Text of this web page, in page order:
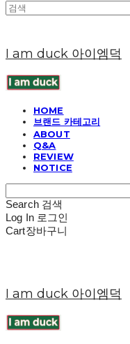
I am duck 아이엠덕
HOME
브랜드 카테고리
ABOUT
Q&A
REVIEW
NOTICE
Search 검색
Log In 로그인
Cart장바구니
I am duck 아이엠덕